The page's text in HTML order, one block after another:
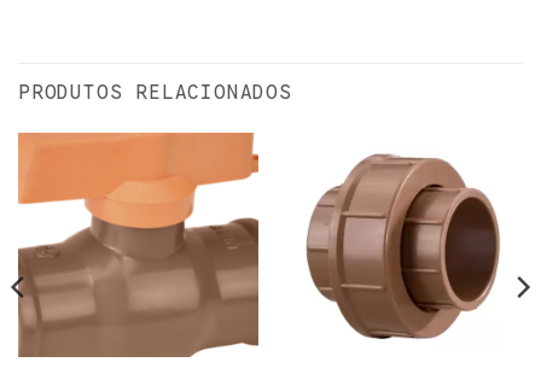
PRODUTOS RELACIONADOS